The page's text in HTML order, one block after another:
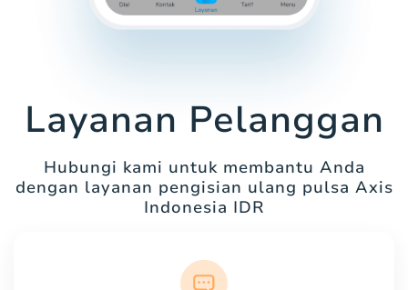
Layanan Pelanggan
Hubungi kami untuk membantu Anda
dengan layanan pengisian ulang pulsa Axis
Indonesia IDR